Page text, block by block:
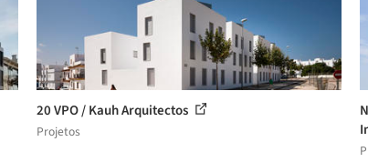
20 VPO / Kauh Arquitectos
Projetos